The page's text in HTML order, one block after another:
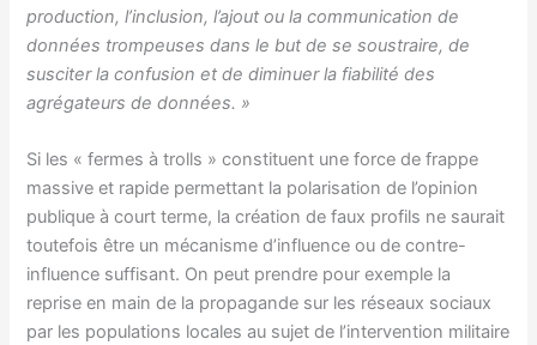
production, l’inclusion, l’ajout ou la communication de
données trompeuses dans le but de se soustraire, de
susciter la confusion et de diminuer la fiabilité des
agrégateurs de données. »
Si les « fermes à trolls » constituent une force de frappe
massive et rapide permettant la polarisation de l’opinion
publique à court terme, la création de faux profils ne saurait
toutefois être un mécanisme d’influence ou de contre-
influence suffisant. On peut prendre pour exemple la
reprise en main de la propagande sur les réseaux sociaux
par les populations locales au sujet de l’intervention militaire